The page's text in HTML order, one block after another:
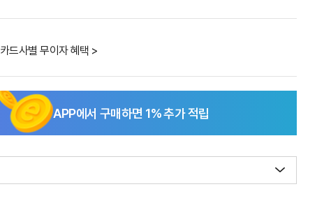
카드사별 무이자 혜택 >
APP에서 구매하면 1% 추가 적립